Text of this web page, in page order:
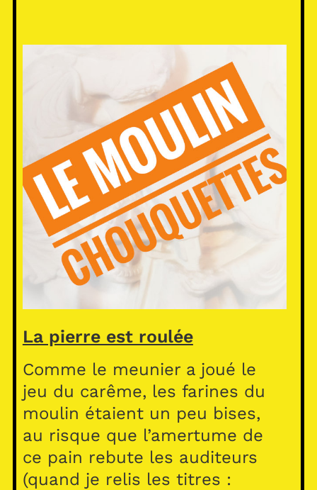
La pierre est roulée
Comme le meunier a joué le
jeu du carême, les farines du
moulin étaient un peu bises,
au risque que l’amertume de
ce pain rebute les auditeurs
(quand je relis les titres :